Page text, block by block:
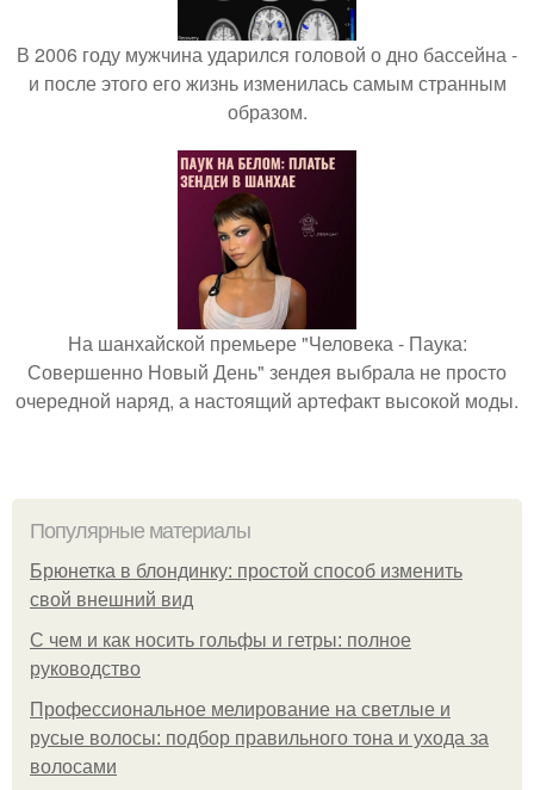
В 2006 году мужчина ударился головой о дно бассейна -
и после этого его жизнь изменилась самым странным
образом.
На шанхайской премьере "Человека - Паука:
Совершенно Новый День" зендея выбрала не просто
очередной наряд, а настоящий артефакт высокой моды.
Популярные материалы
Брюнетка в блондинку: простой способ изменить
свой внешний вид
С чем и как носить гольфы и гетры: полное
руководство
Профессиональное мелирование на светлые и
русые волосы: подбор правильного тона и ухода за
волосами